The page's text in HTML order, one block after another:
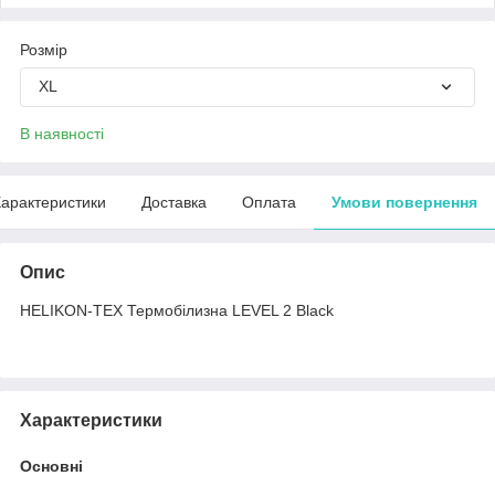
Розмір
XL
В наявності
Доставка Оплата Умови повернення
Опис
HELIKON-TEX Термобілизна LEVEL 2 Black
Характеристики
Основні